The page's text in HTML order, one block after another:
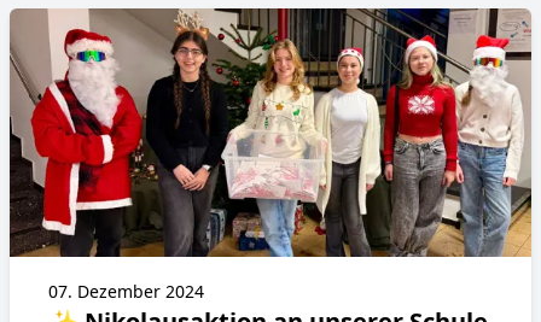
07. Dezember 2024